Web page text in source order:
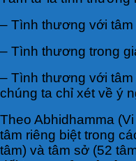
– Tình thương với
– Tình thương trong
– Tình thương với
chúng ta chỉ xét về ý
Theo Abhidhamma
tâm riêng biệt trong
tâm) và tâm sở (52